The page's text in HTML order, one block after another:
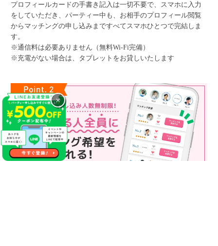
プロフィールカードの手書き記入は一切不要で、スマホに入力
をしていただき、パーティー中も、お相手のプロフィール閲覧
からマッチングの申し込みまですべてスマホひとつで完結しま
す。
※通信料は必要ありません（無料Wi-Fi完備）
※充電がない場合は、タブレットをお貸しいたします
×